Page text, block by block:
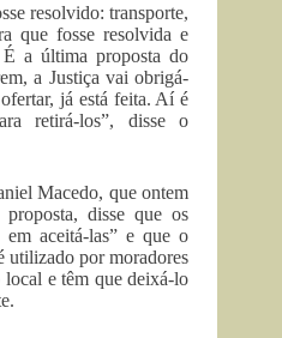
resolvido: transporte,
que fosse resolvida e
a última proposta do
a Justiça vai obrigá-
já está feita. Aí é
retirá-los”, disse o
Macedo, que ontem
disse que os
em aceitá-las” e que o
utilizado por moradores
local e têm que deixá-lo